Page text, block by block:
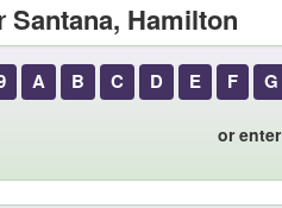
Santana, Hamilton
A B C D E F G
or